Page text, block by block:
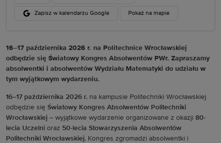
Zapisz w kalendarzu Google Pokaż na mapie
16–17 października 2026 r. na Politechnice Wrocławskiej
odbędzie się Światowy Kongres Absolwentów PWr. Zapraszamy
absolwentki i absolwentów Wydziału Matematyki do udziału w
tym wyjątkowym wydarzeniu.
16–17 października 2026 r. na kampusie Politechniki Wrocławskiej
odbędzie się Światowy Kongres Absolwentów Politechniki
Wrocławskiej – wyjątkowe wydarzenie organizowane z okazji 80-
lecia Uczelni oraz 50-lecia Stowarzyszenia Absolwentów
Politechniki Wrocławskiej. Kongres zgromadzi absolwentki i